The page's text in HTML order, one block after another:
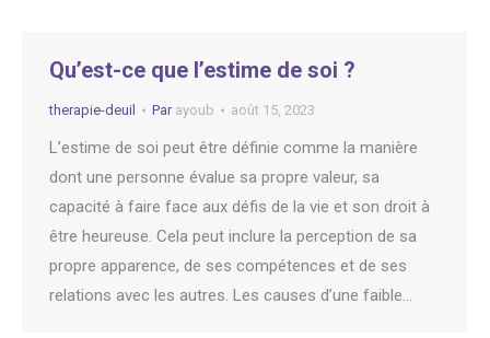
Qu’est-ce que l’estime de soi ?
therapie-deuil Par ayoub août 15, 2023
L’estime de soi peut être définie comme la manière
dont une personne évalue sa propre valeur, sa
capacité à faire face aux défis de la vie et son droit à
être heureuse. Cela peut inclure la perception de sa
propre apparence, de ses compétences et de ses
relations avec les autres. Les causes d’une faible…